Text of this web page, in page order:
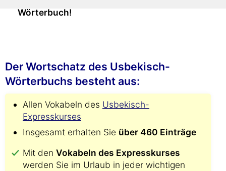
Wörterbuch!
Der Wortschatz des Usbekisch-
Wörterbuchs besteht aus:
Allen Vokabeln des Usbekisch-
Expresskurses
Insgesamt erhalten Sie über 460 Einträge
Mit den Vokabeln des Expresskurses
werden Sie im Urlaub in jeder wichtigen